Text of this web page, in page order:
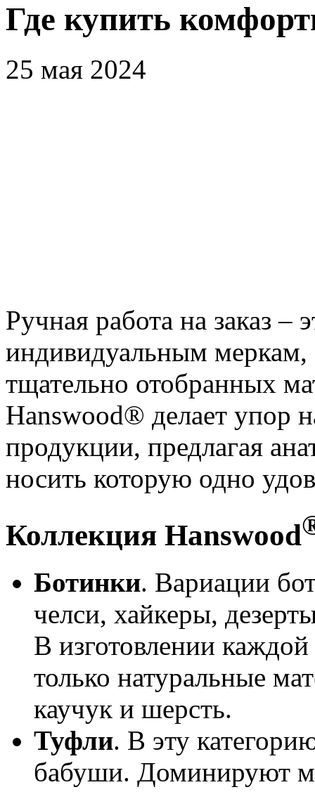
Где купить
25 мая 2024
Ручная работа на заказ –
индивидуальным меркам,
тщательно отобранных
Hanswood® делает упор
продукции, предлагая
носить которую одно
Коллекция Hanswood
Ботинки. Вариации
челси, хайкеры,
В изготовлении
только натуральные
каучук и шерсть.
Туфли. В эту
бабуши. Доминируют